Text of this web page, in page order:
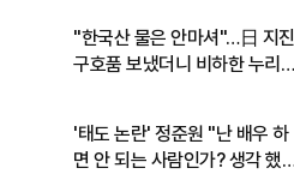
"한국산 물은 안마셔"…日 지진
구호품 보냈더니 비하한 누리
'태도 논란' 정준원 "난 배우 하
면 안 되는 사람인가? 생각 했